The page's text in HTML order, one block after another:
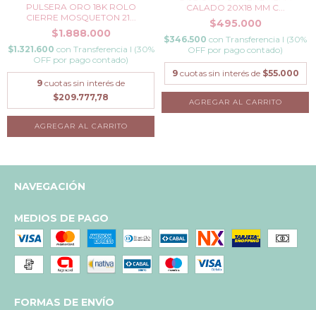
PULSERA ORO 18K ROLO
CIERRE MOSQUETON 21...
$1.888.000
$1.321.600 con Transferencia I (30%
OFF por pago contado)
9 cuotas sin interés de
$209.777,78
CALADO 20X18 MM C...
$495.000
$346.500 con Transferencia I (30%
OFF por pago contado)
9 cuotas sin interés de $55.000
NAVEGACIÓN
MEDIOS DE PAGO
FORMAS DE ENVÍO